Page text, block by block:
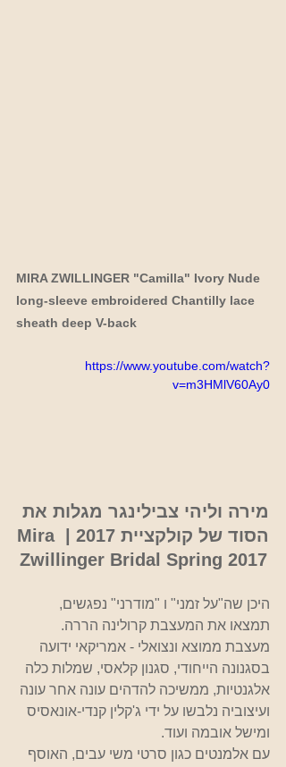
MIRA ZWILLINGER "Camilla" Ivory Nude
long-sleeve embroidered Chantilly lace
sheath deep V-back
https://www.youtube.com/watch?
v=m3HMlV60Ay0
מירה וליהי צבילינגר מגלות את
הסוד של קולקציית 2017 | Mira
Zwillinger Bridal Spring 2017
היכן שה"על זמני" ו "מודרני" נפגשים,
תמצאו את המעצבת קרולינה הררה.
מעצבת ממוצא ונצואלי - אמריקאי ידועה
בסגנונה הייחודי, סגנון קלאסי, שמלות כלה
אלגנטיות, ממשיכה להדהים עונה אחר עונה
ועיצוביה נלבשו על ידי ג'קלין קנדי-אונאסיס
ומישל אובמה ועוד.
עם אלמנטים כגון סרטי משי עבים, האוסף